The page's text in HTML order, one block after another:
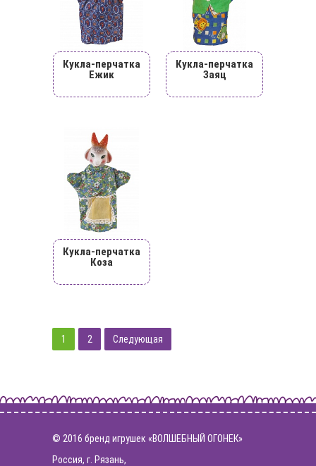
Кукла-перчатка
Ежик
Кукла-перчатка
Заяц
Кукла-перчатка
Коза
1 2 Следующая
© 2016 бренд игрушек «ВОЛШЕБНЫЙ ОГОНЕК»
Россия, г. Рязань,